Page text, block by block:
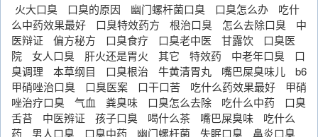
火大口臭 口臭的原因 幽门螺杆菌口臭 口臭怎么办
吃什
么中药效果最好
口臭特效药方 根治口臭 怎么去除口臭
中
医辩证
偏方秘方 口臭食疗 口臭老中医 甘露饮
口臭医
院
女人口臭 肝火还是胃火 其它 特效药 中老年口臭
口
臭调理
本草纲目 口臭根治 牛黄清胃丸 嘴巴屎臭味儿
b6
甲硝唑治口臭
口臭医案 口干口苦 吃什么药效果最好
甲硝
唑治疗口臭
气血 粪臭味 口臭怎么去除 吃什么中药
口臭
舌苔
中医辨证 孩子口臭 喝什么茶 嘴巴屎臭味
吃什么
药
男人口臭 口臭中药 幽门螺杆菌 失眠口臭
鼻炎口臭